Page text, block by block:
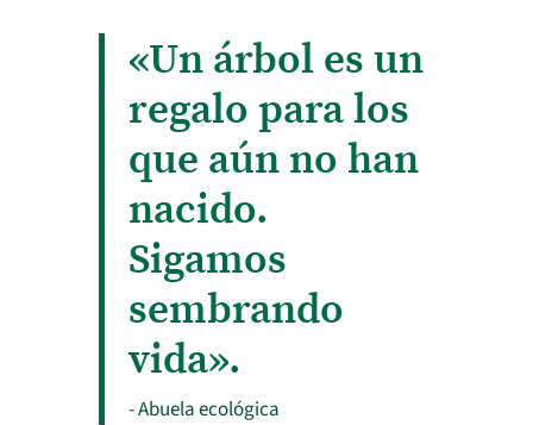
«Un árbol es un
regalo para los
que aún no han
nacido.
Sigamos
sembrando
vida».
- Abuela ecológica